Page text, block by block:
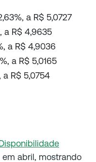
a R$ 5,0727
a R$ 4,9635
a R$ 4,9036
a R$ 5,0165
a R$ 5,0754
em abril, mostrando